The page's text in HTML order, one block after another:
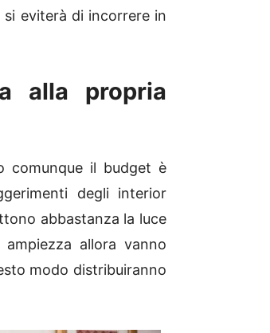
eviterà di incorrere in
alla propria
comunque il budget è
degli interior
abbastanza la luce
allora vanno
modo distribuiranno